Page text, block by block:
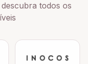
todos os